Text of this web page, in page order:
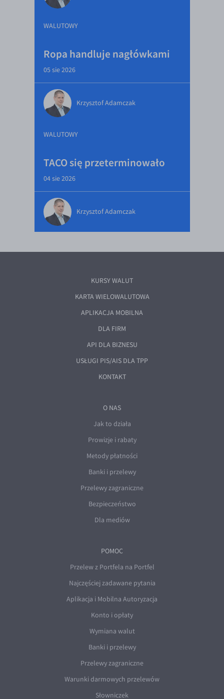
WALUTOWY
Ropa handluje nagłówkami
05 sie 2026
Krzysztof Adamczak
WALUTOWY
TACO się przeterminowało
04 sie 2026
Krzysztof Adamczak
KURSY WALUT
KARTA WIELOWALUTOWA
APLIKACJA MOBILNA
DLA FIRM
API DLA BIZNESU
USŁUGI PIS/AIS DLA TPP
KONTAKT
O NAS
Jak to działa
Prowizje i rabaty
Metody płatności
Banki i przelewy
Przelewy zagraniczne
Bezpieczeństwo
Dla mediów
POMOC
Przelew z Portfela na Portfel
Najczęściej zadawane pytania
Aplikacja i Mobilna Autoryzacja
Konto i opłaty
Wymiana walut
Banki i przelewy
Przelewy zagraniczne
Warunki darmowych przelewów
Słowniczek